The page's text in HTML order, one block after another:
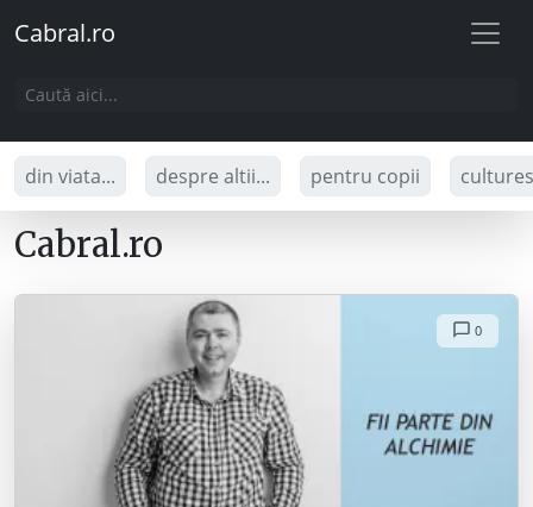
Cabral.ro
din viata... despre altii... pentru copii
Cabral.ro
0